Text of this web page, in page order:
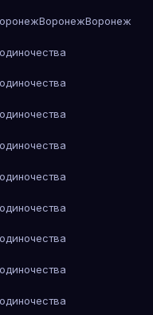
ВоронежВоронеж